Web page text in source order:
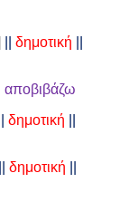
δημοτική
αποβιβάζω
δημοτική
δημοτική